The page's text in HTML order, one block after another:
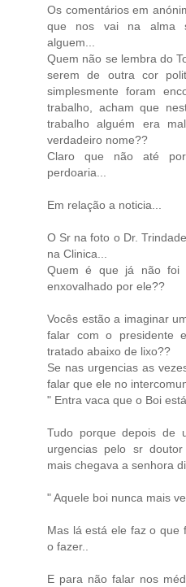
Os comentários em
que nos vai na alma
alguem...
Quem não se lembra do
serem de outra cor
simplesmente foram
trabalho, acham que
trabalho alguém era
verdadeiro nome??
Claro que não até
perdoaria...
Em relação a noticia...
O Sr na foto o Dr.
na Clinica...
Quem é que já não foi
enxovalhado por ele??
Vocês estão a imaginar
falar com o presidente
tratado abaixo de lixo??
Se nas urgencias as
falar que ele no
" Entra vaca que o Boi
Tudo porque depois de
urgencias pelo sr
mais chegava a senhora
" Aquele boi nunca mais
Mas lá está ele faz o que
o fazer..
E para não falar nos